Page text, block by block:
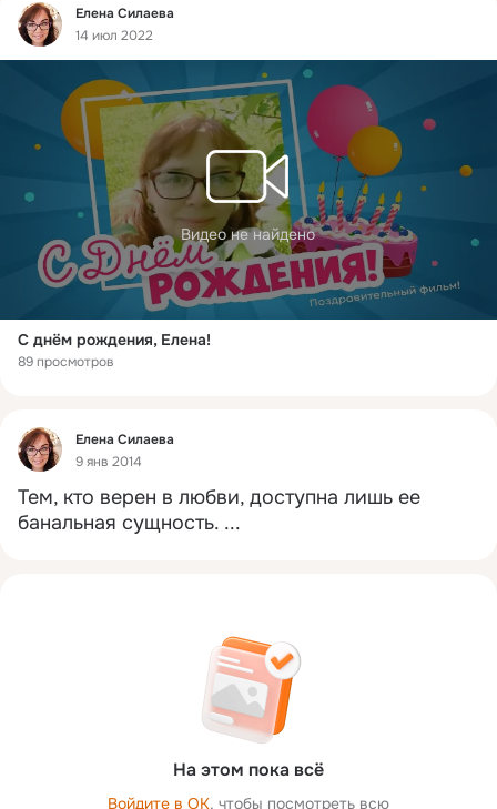
Фид
Елена Силаева
14 июл 2022
Видео не найдено
С днём рождения, Елена!
89 просмотров
Фид
Елена Силаева
9 янв 2014
Тем, кто верен в любви, доступна лишь ее
банальная сущность. ...
На этом пока всё
Войдите в ОК, чтобы посмотреть всю